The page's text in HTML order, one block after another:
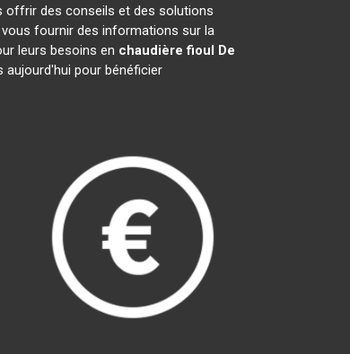
offrir des conseils et des solutions
fournir des informations sur la
leurs besoins en chaudière fioul De
pour bénéficier